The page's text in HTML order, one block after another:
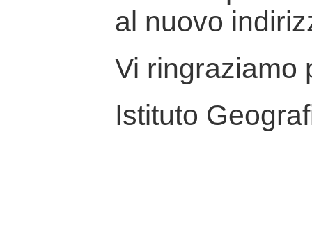
al nuovo
Vi ringraziamo
Istituto